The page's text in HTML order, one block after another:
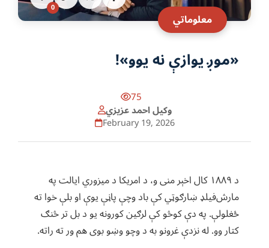
معلوماتي
0
«موږ یوازې نه یوو»!
75
وکيل احمد عزيزي
February 19, 2026
د ۱۸۸۹ کال اخېر منی و، د امریکا د میزوري ایالت په
مارش‌فیلډ ښارګوټي کې باد وچې پاڼې یوې او بلې خوا ته
ځغلولې. په دې کوڅو کې لرګین کورونه یو د بل تر څنګ
کتار وو. له نزدې غرونو به د وچو وښو بوی هم ور ته راته.